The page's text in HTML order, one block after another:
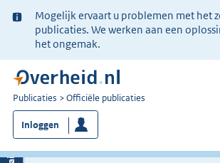
Ter
informatie:
Mogelijk ervaart u problemen met het
publicaties. We werken aan een
het ongemak.
U
bent
nu
hier:
Publicaties Officiële publicaties
Inloggen